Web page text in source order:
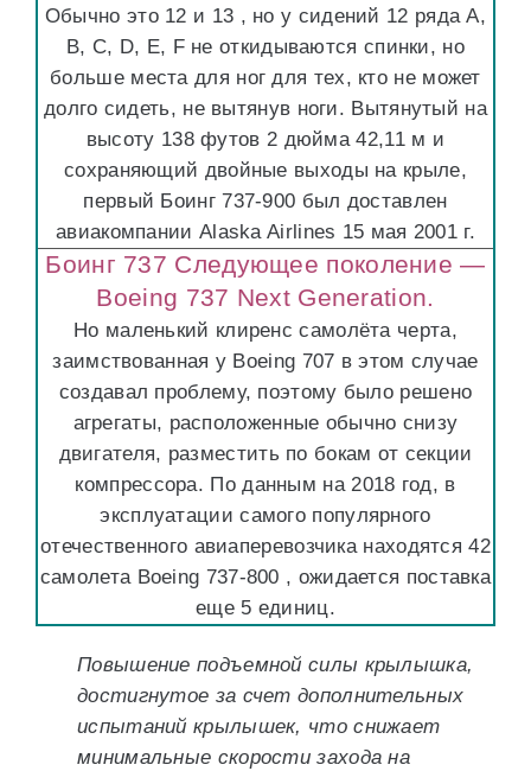
Обычно это 12 и 13 , но у сидений 12 ряда A,
B, C, D, E, F не откидываются спинки, но
больше места для ног для тех, кто не может
долго сидеть, не вытянув ноги. Вытянутый на
высоту 138 футов 2 дюйма 42,11 м и
сохраняющий двойные выходы на крыле,
первый Боинг 737-900 был доставлен
авиакомпании Alaska Airlines 15 мая 2001 г.
Боинг 737 Следующее поколение —
Boeing 737 Next Generation.
Но маленький клиренс самолёта черта,
заимствованная у Boeing 707 в этом случае
создавал проблему, поэтому было решено
агрегаты, расположенные обычно снизу
двигателя, разместить по бокам от секции
компрессора. По данным на 2018 год, в
эксплуатации самого популярного
отечественного авиаперевозчика находятся 42
самолета Boeing 737-800 , ожидается поставка
еще 5 единиц.
Повышение подъемной силы крылышка,
достигнутое за счет дополнительных
испытаний крылышек, что снижает
минимальные скорости захода на